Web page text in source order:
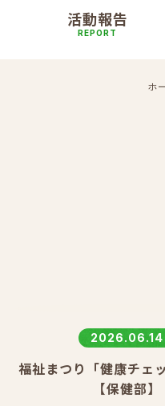
活動報告
REPORT
ホ
2026.06.14
福祉まつり「健康チェ
【保健部】